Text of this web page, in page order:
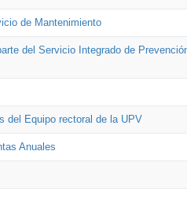
de Mantenimiento
del Servicio Integrado de
del Equipo rectoral de la UPV
Anuales